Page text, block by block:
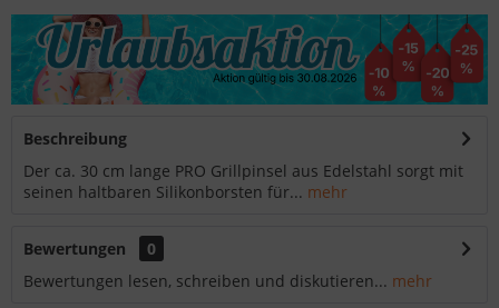
Beschreibung
Der ca. 30 cm lange PRO Grillpinsel aus Edelstahl sorgt mit
seinen haltbaren Silikonborsten für... mehr
Bewertungen
0
Bewertungen lesen, schreiben und diskutieren... mehr